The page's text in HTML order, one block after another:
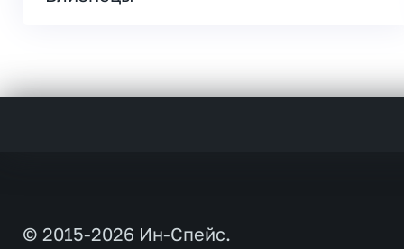
© 2015-2026 Ин-Спейс.